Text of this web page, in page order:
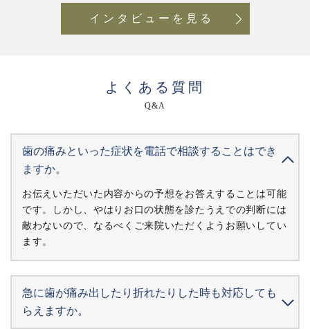
インタビューを見る
よくある質問
Q&A
歯の痛みといった症状を電話で相談することはでき
ますか。
お伝えいただいた内容からの予想をお答えすることは可能
です。しかし、やはりお口の状態を診たうえでの判断には
敵わないので、なるべくご来院いただくようお願いしてい
ます。
急に歯が痛み出したり折れたりした時も対応しても
らえますか。